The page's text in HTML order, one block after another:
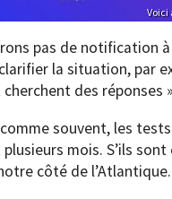
Voici
pas de notification
la situation, par
des réponses
souvent, les
mois. S’ils
côté de